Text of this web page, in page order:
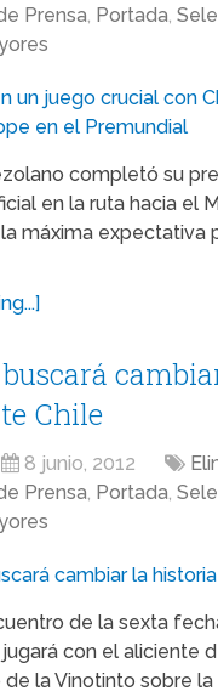
Prensa, Portada,
completó su
en la ruta hacia el
la máxima expectativa
Chile
8 junio, 2012
Prensa, Portada,
de la sexta
con el aliciente
la Vinotinto sobre la